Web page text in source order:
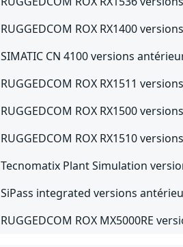
RUGGEDCOM ROX RX1400
SIMATIC CN 4100 versions
RUGGEDCOM ROX RX1511
RUGGEDCOM ROX RX1500
RUGGEDCOM ROX RX1510
Tecnomatix Plant Simulation
SiPass integrated versions
RUGGEDCOM ROX MX5000RE